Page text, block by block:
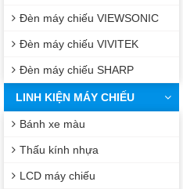
Đèn máy chiếu VIEWSONIC
Đèn máy chiếu VIVITEK
Đèn máy chiếu SHARP
LINH KIỆN MÁY CHIẾU
Bánh xe màu
Thấu kính nhựa
LCD máy chiếu